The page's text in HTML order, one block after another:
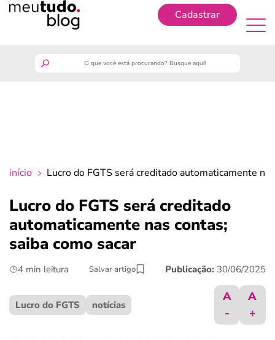
Cadastrar
crédito fácil
início Lucro do FGTS será creditado automaticamente
Lucro do FGTS será creditado
automaticamente nas contas;
saiba como sacar
4 min leitura Salvar artigo Publicação: 30/06/2025
Lucro do FGTS notícias
A
-
A
+